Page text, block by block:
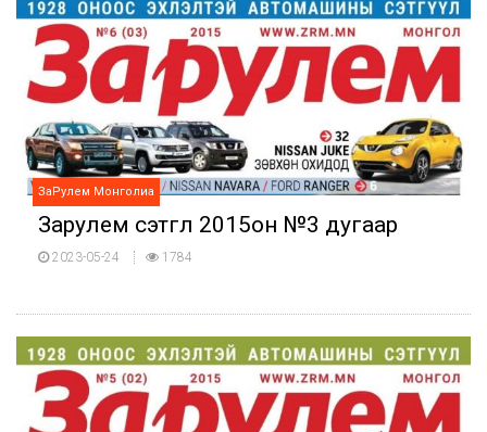
ЗаРулем Монголиа
Зарулем сэтгүүл 2015он №3 дугаар
2023-05-24 1784